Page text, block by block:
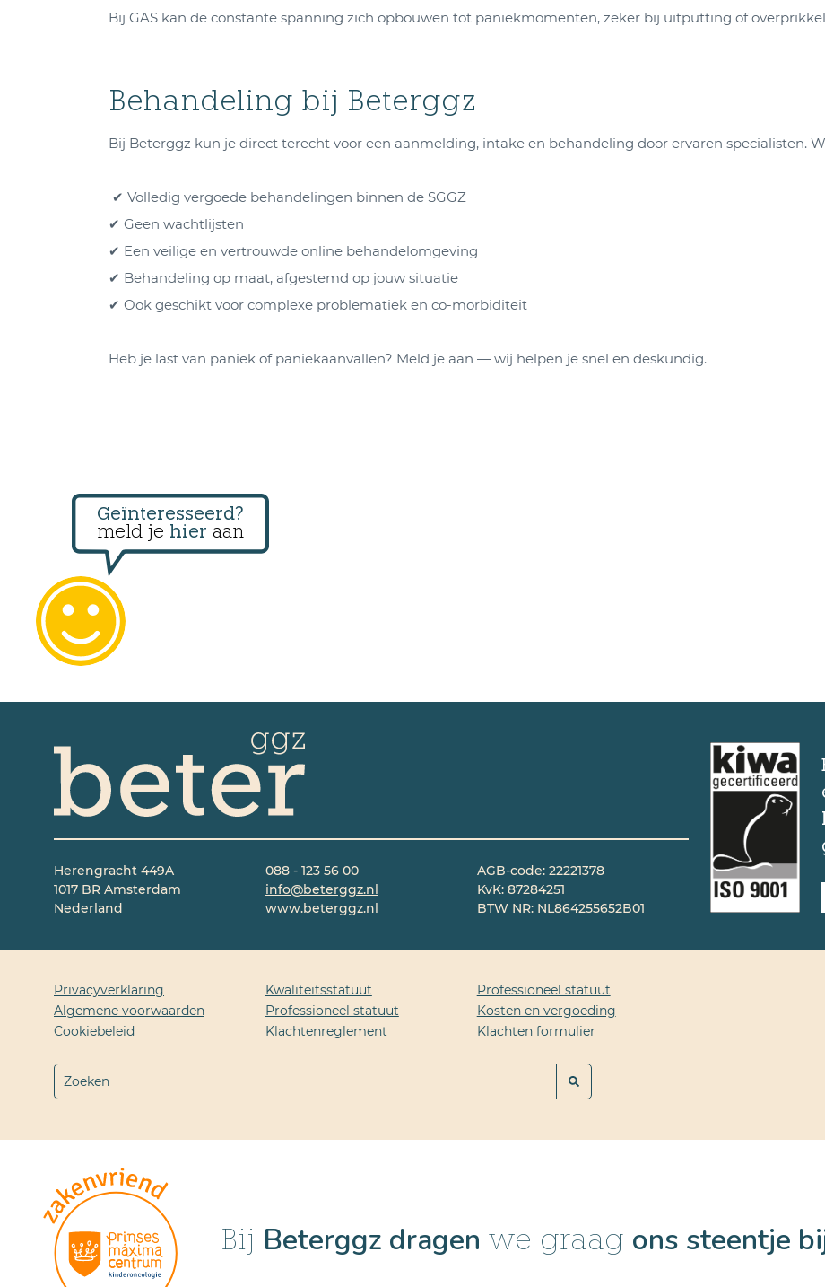
Bij GAS kan de constante spanning zich opbouwen tot paniekmomenten, zeker bij uitputting of
Behandeling bij Beterggz
Bij Beterggz kun je direct terecht voor een aanmelding, intake en behandeling door ervaren specialisten.
✔ Volledig vergoede behandelingen binnen de SGGZ
✔ Geen wachtlijsten
✔ Een veilige en vertrouwde online behandelomgeving
✔ Behandeling op maat, afgestemd op jouw situatie
✔ Ook geschikt voor complexe problematiek en co-morbiditeit
Heb je last van paniek of paniekaanvallen? Meld je aan — wij helpen je snel en deskundig.
Geïnteresseerd?
meld je hier aan
Herengracht 449A
1017 BR Amsterdam
Nederland
088 - 123 56 00
info@beterggz.nl
www.beterggz.nl
AGB-code: 22221378
KvK: 87284251
BTW NR: NL864255652B01
Privacyverklaring
Algemene voorwaarden
Cookiebeleid
Kwaliteitsstatuut
Professioneel statuut
Klachtenreglement
Professioneel statuut
Kosten en vergoeding
Klachten formulier
Bij Beterggz dragen we graag ons steentje